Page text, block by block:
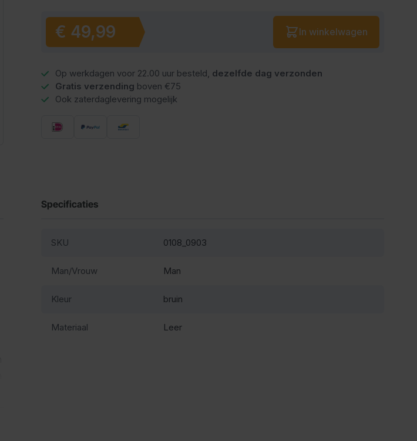
Vanaf:
€ 49,99
Aantal
In winkelwagen
Op werkdagen voor 22.00 uur besteld, dezelfde dag verzonden
Gratis verzending boven €75
Ook zaterdaglevering mogelijk
Specificaties
SKU 0108_0903
Man/Vrouw Man
Kleur bruin
Materiaal Leer